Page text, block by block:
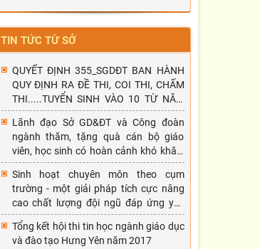
TIN TỨC TỪ SỞ
QUYẾT ĐỊNH 355_SGDĐT BAN HÀNH
QUY ĐỊNH RA ĐỀ THI, COI THI, CHẤM
THI.....TUYỂN SINH VÀO 10 TỪ NĂM
HỌC 2026-2027
Lãnh đạo Sở GD&ĐT và Công đoàn
ngành thăm, tặng quà cán bộ giáo
viên, học sinh có hoàn cảnh khó khăn,
mắc bệnh hiểm nghèo nhân dịp tết
Nguyên đán Đinh Dậu 2017.
Sinh hoạt chuyên môn theo cụm
trường - một giải pháp tích cực nâng
cao chất lượng đội ngũ đáp ứng yêu
cầu đổi mới phương pháp dạy học
Tổng kết hội thi tin học ngành giáo dục
và đào tạo Hưng Yên năm 2017